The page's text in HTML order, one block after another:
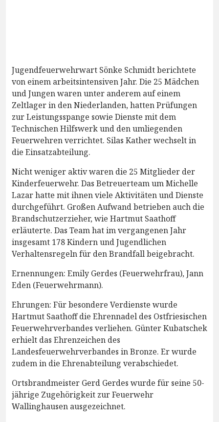
Jugendfeuerwehrwart Sönke Schmidt berichtete
von einem arbeitsintensiven Jahr. Die 25 Mädchen
und Jungen waren unter anderem auf einem
Zeltlager in den Niederlanden, hatten Prüfungen
zur Leistungsspange sowie Dienste mit dem
Technischen Hilfswerk und den umliegenden
Feuerwehren verrichtet. Silas Kather wechselt in
die Einsatzabteilung.
Nicht weniger aktiv waren die 25 Mitglieder der
Kinderfeuerwehr. Das Betreuerteam um Michelle
Lazar hatte mit ihnen viele Aktivitäten und Dienste
durchgeführt. Großen Aufwand betrieben auch die
Brandschutzerzieher, wie Hartmut Saathoff
erläuterte. Das Team hat im vergangenen Jahr
insgesamt 178 Kindern und Jugendlichen
Verhaltensregeln für den Brandfall beigebracht.
Ernennungen: Emily Gerdes (Feuerwehrfrau), Jann
Eden (Feuerwehrmann).
Ehrungen: Für besondere Verdienste wurde
Hartmut Saathoff die Ehrennadel des Ostfriesischen
Feuerwehrverbandes verliehen. Günter Kubatschek
erhielt das Ehrenzeichen des
Landesfeuerwehrverbandes in Bronze. Er wurde
zudem in die Ehrenabteilung verabschiedet.
Ortsbrandmeister Gerd Gerdes wurde für seine 50-
jährige Zugehörigkeit zur Feuerwehr
Wallinghausen ausgezeichnet.